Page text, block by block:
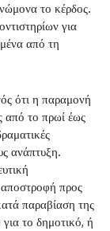
το κέρδος.
για
από τη
ότι η παραμονή
από το πρωί έως
ανάπτυξη.
αποστροφή προς
παραβίαση της
το δημοτικό, ή